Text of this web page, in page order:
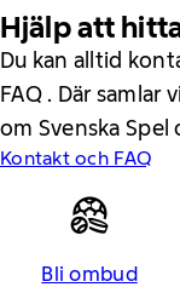
Hjälp att
Du kan alltid
FAQ . Där samlar
om Svenska Spel
Kontakt och FAQ
Bli ombud